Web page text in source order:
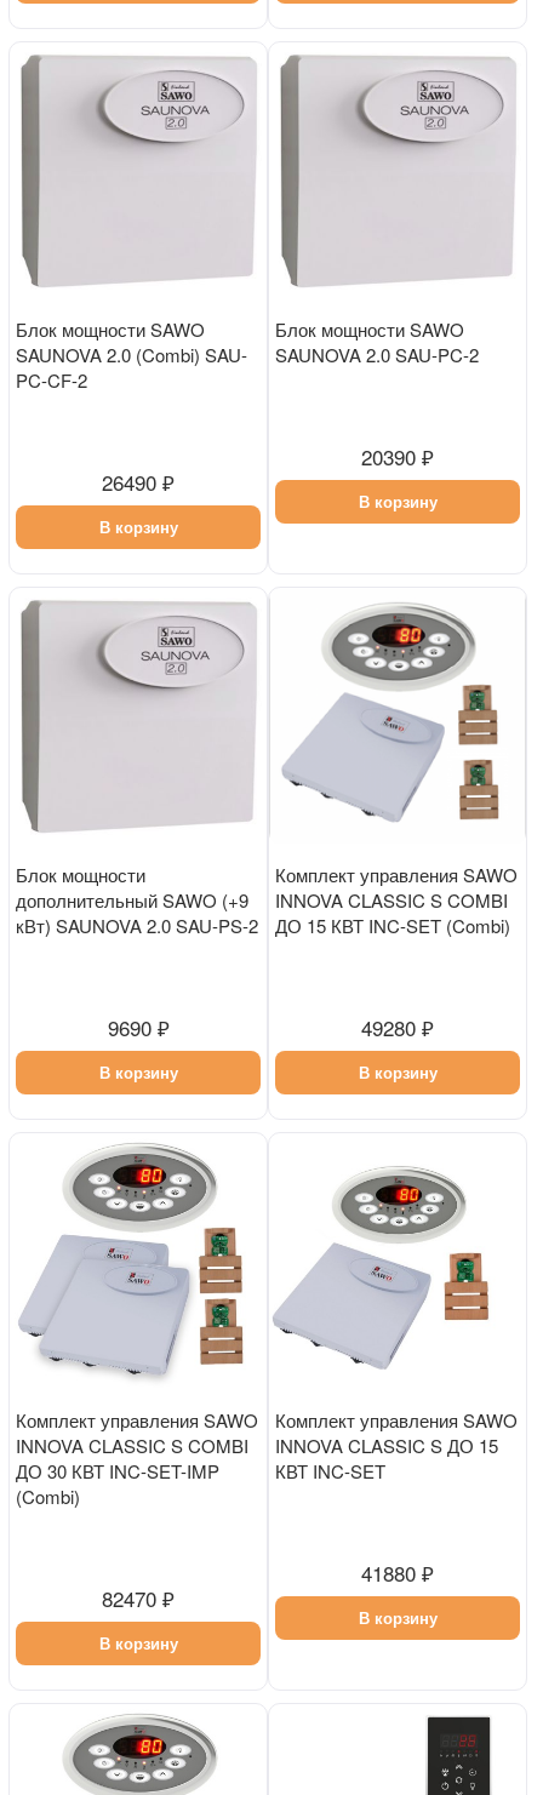
Блок мощности SAWO
SAUNOVA 2.0 (Combi) SAU-
PC-CF-2
26490 ₽
В корзину
Блок мощности SAWO
SAUNOVA 2.0 SAU-PC-2
20390 ₽
В корзину
Блок мощности
дополнительный SAWO (+9
кВт) SAUNOVA 2.0 SAU-PS-2
9690 ₽
В корзину
Комплект управления SAWO
INNOVA CLASSIC S COMBI
ДО 15 КВТ INC-SET (Combi)
49280 ₽
В корзину
Комплект управления SAWO
INNOVA CLASSIC S COMBI
ДО 30 КВТ INC-SET-IMP
(Combi)
82470 ₽
В корзину
Комплект управления SAWO
INNOVA CLASSIC S ДО 15
КВТ INC-SET
41880 ₽
В корзину